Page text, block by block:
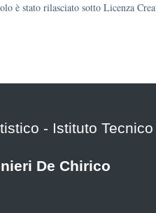
è stato rilasciato sotto Licenza
- Istituto
De Chirico